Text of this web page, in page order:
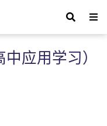
应用学习）